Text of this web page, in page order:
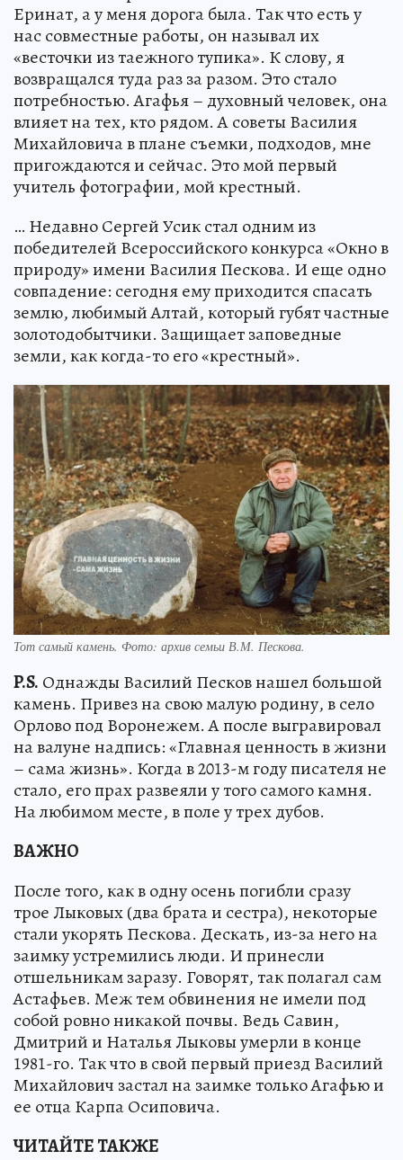
Еринат, а у меня дорога была. Так что есть у
нас совместные работы, он называл их
«весточки из таежного тупика». К слову, я
возвращался туда раз за разом. Это стало
потребностью. Агафья – духовный человек, она
влияет на тех, кто рядом. А советы Василия
Михайловича в плане съемки, подходов, мне
пригождаются и сейчас. Это мой первый
учитель фотографии, мой крестный.
… Недавно Сергей Усик стал одним из
победителей Всероссийского конкурса «Окно в
природу» имени Василия Пескова. И еще одно
совпадение: сегодня ему приходится спасать
землю, любимый Алтай, который губят частные
золотодобытчики. Защищает заповедные
земли, как когда-то его «крестный».
Тот самый камень. Фото: архив семьи В.М. Пескова.
P.S. Однажды Василий Песков нашел большой
камень. Привез на свою малую родину, в село
Орлово под Воронежем. А после выгравировал
на валуне надпись: «Главная ценность в жизни
– сама жизнь». Когда в 2013-м году писателя не
стало, его прах развеяли у того самого камня.
На любимом месте, в поле у трех дубов.
ВАЖНО
После того, как в одну осень погибли сразу
трое Лыковых (два брата и сестра), некоторые
стали укорять Пескова. Дескать, из-за него на
заимку устремились люди. И принесли
отшельникам заразу. Говорят, так полагал сам
Астафьев. Меж тем обвинения не имели под
собой ровно никакой почвы. Ведь Савин,
Дмитрий и Наталья Лыковы умерли в конце
1981-го. Так что в свой первый приезд Василий
Михайлович застал на заимке только Агафью и
ее отца Карпа Осиповича.
ЧИТАЙТЕ ТАКЖЕ